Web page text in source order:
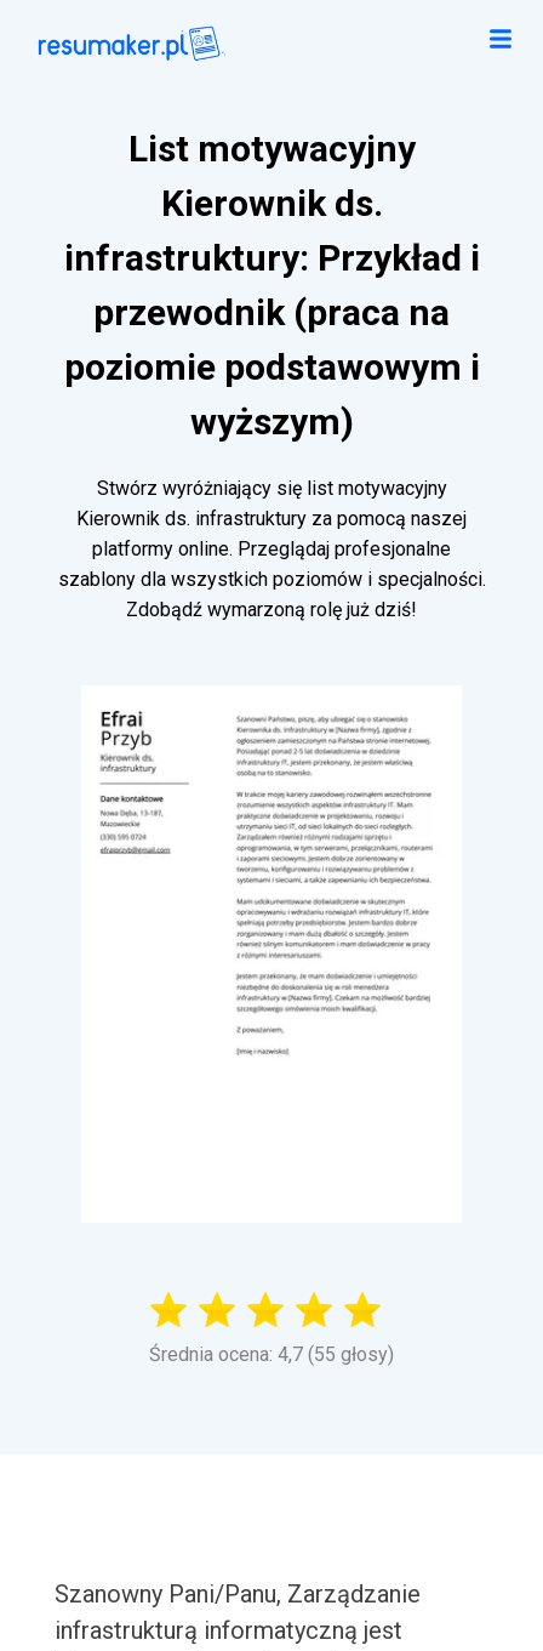
List motywacyjny
Kierownik ds.
infrastruktury: Przykład i
przewodnik (praca na
poziomie podstawowym i
wyższym)
Stwórz wyróżniający się list motywacyjny
Kierownik ds. infrastruktury za pomocą naszej
platformy online. Przeglądaj profesjonalne
szablony dla wszystkich poziomów i specjalności.
Zdobądź wymarzoną rolę już dziś!
Średnia ocena: 4,7 (55 głosy)
Szanowny Pani/Panu, Zarządzanie
infrastrukturą informatyczną jest